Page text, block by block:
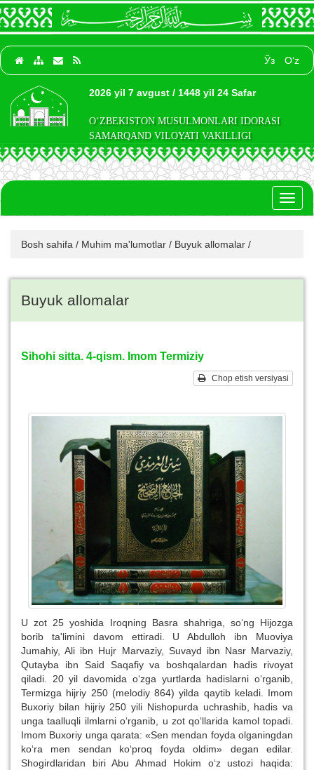
Ўз O‘z
2026 yil 7 avgust / 1448 yil 24 Safar
O‘ZBEKISTON MUSULMONLARI IDORASI
SAMARQAND VILOYATI VAKILLIGI
Bosh sahifa / Muhim ma'lumotlar / Buyuk allomalar /
Buyuk allomalar
Sihohi sitta. 4-qism. Imom Termiziy
Chop etish versiyasi
U zot 25 yoshida Iroqning Basra shahriga, so‘ng Hijozga
borib ta'limini davom ettiradi. U Abdulloh ibn Muoviya
Jumahiy, Ali ibn Hujr Marvaziy, Suvayd ibn Nasr Marvaziy,
Qutayba ibn Said Saqafiy va boshqalardan hadis rivoyat
qiladi. 20 yil davomida o‘zga yurtlarda hadislarni o‘rganib,
Termizga hijriy 250 (melodiy 864) yilda qaytib keladi. Imom
Buxoriy bilan hijriy 250 yili Nishopurda uchrashib, hadis va
unga taalluqli ilmlarni o‘rganib, u zot qo‘llarida kamol topadi.
Imom Buxoriy unga qarata: «Sen mendan foyda olganingdan
ko‘ra men sendan ko‘proq foyda oldim» degan edilar.
Shogirdlaridan biri Abu Ahmad Hokim o‘z ustozi haqida: